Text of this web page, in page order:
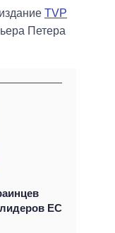
TVP
Петера
ЕС